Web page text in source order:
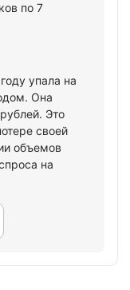
по 7
упала на
Она
Это
своей
объемов
на